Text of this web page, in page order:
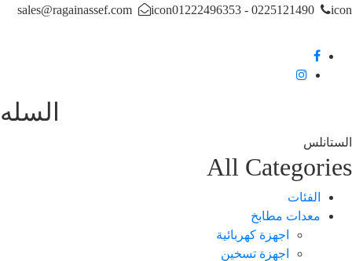
0225121490 - 01222496353
icon
sales@ragainassef.com
السله
All
الفئات
معدات مطابخ
اجهزة كهربائية
اجهزة تسخين